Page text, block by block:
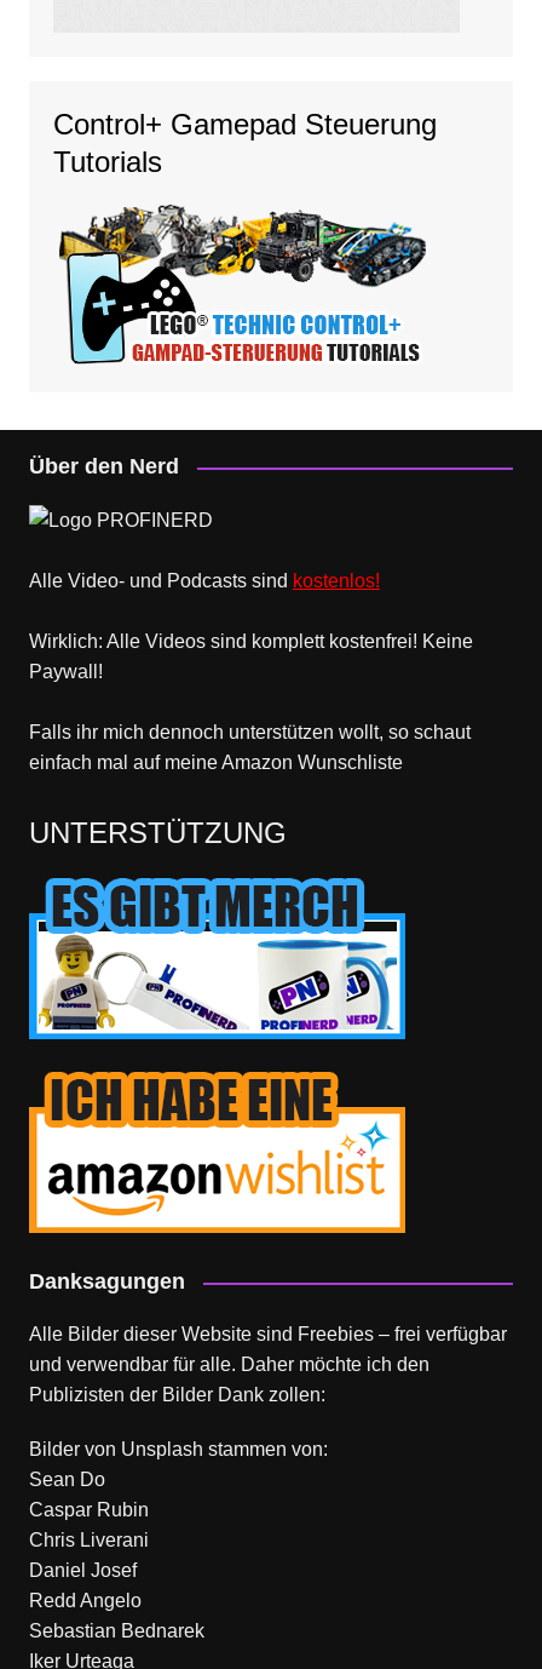
Control+ Gamepad Steuerung
Tutorials
Über den Nerd
Alle Video- und Podcasts sind kostenlos!
Wirklich: Alle Videos sind komplett kostenfrei! Keine
Paywall!
Falls ihr mich dennoch unterstützen wollt, so schaut
einfach mal auf meine Amazon Wunschliste
UNTERSTÜTZUNG
Danksagungen
Alle Bilder dieser Website sind Freebies – frei verfügbar
und verwendbar für alle. Daher möchte ich den
Publizisten der Bilder Dank zollen:
Bilder von Unsplash stammen von:
Sean Do
Caspar Rubin
Chris Liverani
Daniel Josef
Redd Angelo
Sebastian Bednarek
Iker Urteaga